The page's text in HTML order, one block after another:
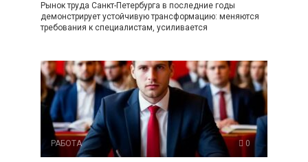
Рынок труда Санкт-Петербурга в последние годы
демонстрирует устойчивую трансформацию: меняются
требования к специалистам, усиливается
РАБОТА 0